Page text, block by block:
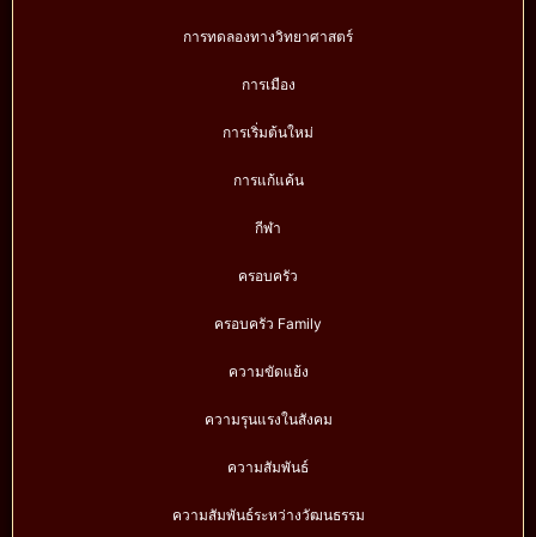
การทดลองทางวิทยาศาสตร์
การเมือง
การเริ่มต้นใหม่
การแก้แค้น
กีฬา
ครอบครัว
ครอบครัว Family
ความขัดแย้ง
ความรุนแรงในสังคม
ความสัมพันธ์
ความสัมพันธ์ระหว่างวัฒนธรรม